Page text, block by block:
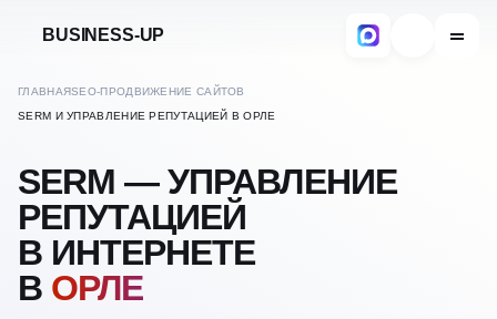
BUSINESS-UP
ГЛАВНАЯSEO-ПРОДВИЖЕНИЕ САЙТОВ
SERM И УПРАВЛЕНИЕ РЕПУТАЦИЕЙ В ОРЛЕ
SERM — УПРАВЛЕНИЕ
РЕПУТАЦИЕЙ
В ИНТЕРНЕТЕ
В ОРЛЕ